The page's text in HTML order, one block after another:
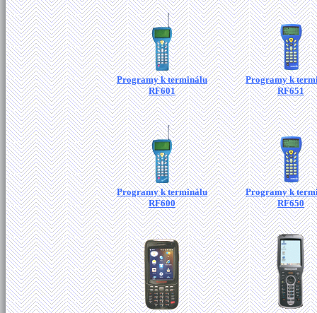
Programy k terminálu
RF601
Programy k
RF651
Programy k terminálu
RF600
Programy k
RF650